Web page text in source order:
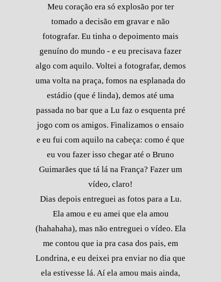
Meu coração era só explosão por ter
tomado a decisão em gravar e não
fotografar. Eu tinha o depoimento mais
genuíno do mundo - e eu precisava fazer
algo com aquilo. Voltei a fotografar, demos
uma volta na praça, fomos na esplanada do
estádio (que é linda), demos até uma
passada no bar que a Lu faz o esquenta pré
jogo com os amigos. Finalizamos o ensaio
e eu fui com aquilo na cabeça: como é que
eu vou fazer isso chegar até o Bruno
Guimarães que tá lá na França? Fazer um
vídeo, claro!
Dias depois entreguei as fotos para a Lu.
Ela amou e eu amei que ela amou
(hahahaha), mas não entreguei o vídeo. Ela
me contou que ia pra casa dos pais, em
Londrina, e eu deixei pra enviar no dia que
ela estivesse lá. Aí ela amou mais ainda,